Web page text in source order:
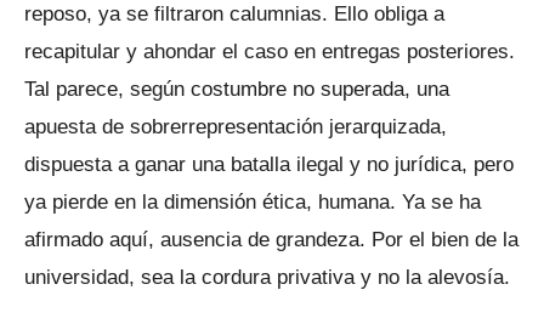
reposo, ya se filtraron calumnias. Ello obliga a
recapitular y ahondar el caso en entregas posteriores.
Tal parece, según costumbre no superada, una
apuesta de sobrerrepresentación jerarquizada,
dispuesta a ganar una batalla ilegal y no jurídica, pero
ya pierde en la dimensión ética, humana. Ya se ha
afirmado aquí, ausencia de grandeza. Por el bien de la
universidad, sea la cordura privativa y no la alevosía.